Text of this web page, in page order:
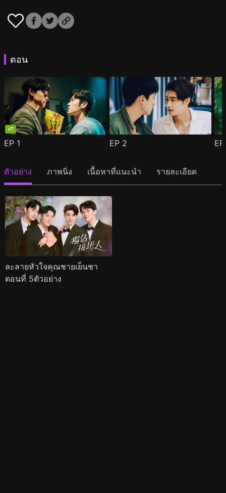
ตอน
ฟรี
EP 1 EP 2
ตัวอย่าง ภาพนิ่ง เนื้อหาที่แนะนำ รายละเอียด
ละลายหัวใจคุณชายเย็นชา
ตอนที่ 5ตัวอย่าง